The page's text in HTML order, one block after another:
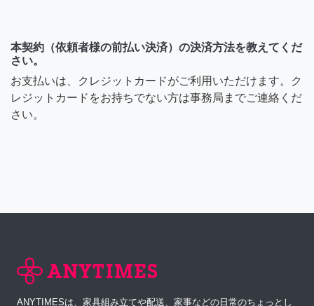
本契約（依頼者様の前払い決済）の決済方法を教えてくだ
さい。
お支払いは、クレジットカードがご利用いただけます。ク
レジットカードをお持ちでない方は事務局までご連絡くだ
さい。
ANYTIMESは、家具組み立てや配送、家事などの日常のちょっとし